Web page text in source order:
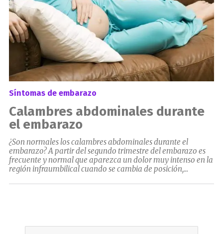
Síntomas de embarazo
Calambres abdominales durante
el embarazo
¿Son normales los calambres abdominales durante el
embarazo? A partir del segundo trimestre del embarazo es
frecuente y normal que aparezca un dolor muy intenso en la
región infraumbilical cuando se cambia de posición,...